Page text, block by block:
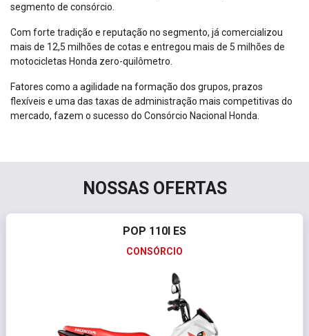
segmento de consórcio.
Com forte tradição e reputação no segmento, já comercializou
mais de 12,5 milhões de cotas e entregou mais de 5 milhões de
motocicletas Honda zero-quilômetro.
Fatores como a agilidade na formação dos grupos, prazos
flexíveis e uma das taxas de administração mais competitivas do
mercado, fazem o sucesso do Consórcio Nacional Honda.
NOSSAS OFERTAS
POP 110I ES
CONSÓRCIO